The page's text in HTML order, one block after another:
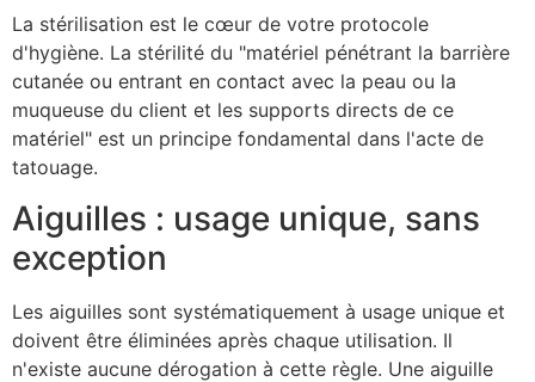
La stérilisation est le cœur de votre protocole
d'hygiène. La stérilité du "matériel pénétrant la barrière
cutanée ou entrant en contact avec la peau ou la
muqueuse du client et les supports directs de ce
matériel" est un principe fondamental dans l'acte de
tatouage.
Aiguilles : usage unique, sans
exception
Les aiguilles sont systématiquement à usage unique et
doivent être éliminées après chaque utilisation. Il
n'existe aucune dérogation à cette règle. Une aiguille